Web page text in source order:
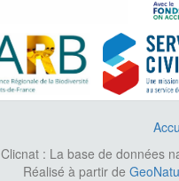
Clicnat : La base de données
Réalisé à partir de